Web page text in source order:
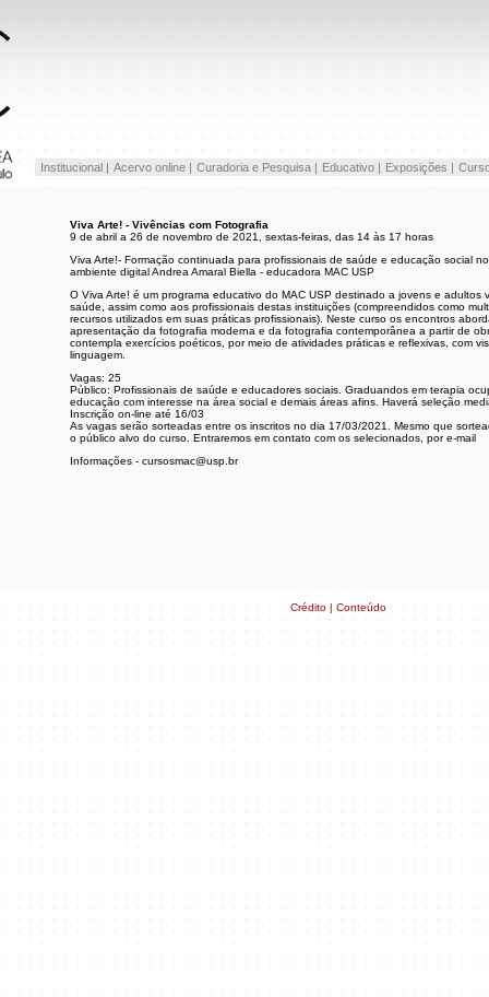
Viva Arte! - Vivências com Fotografia
9 de abril a 26 de novembro de 2021, sextas-feiras, das 14 às 17 horas
Viva Arte!- Formação continuada para profissionais de saúde e educação social
ambiente digital Andrea Amaral Biella - educadora MAC USP
O Viva Arte! é um programa educativo do MAC USP destinado a jovens e adultos
saúde, assim como aos profissionais destas instituições (compreendidos como
recursos utilizados em suas práticas profissionais). Neste curso os encontros
apresentação da fotografia moderna e da fotografia contemporânea a partir de
contempla exercícios poéticos, por meio de atividades práticas e reflexivas, com
linguagem.
Vagas: 25
Público: Profissionais de saúde e educadores sociais. Graduandos em terapia
educação com interesse na área social e demais áreas afins. Haverá seleção
Inscrição on-line até 16/03
As vagas serão sorteadas entre os inscritos no dia 17/03/2021. Mesmo que
o público alvo do curso. Entraremos em contato com os selecionados, por e-mail
Informações - cursosmac@usp.br
Institucional | Acervo online | Curadoria e Pesquisa | Educativo | Exposições |
Crédito | Conteúdo